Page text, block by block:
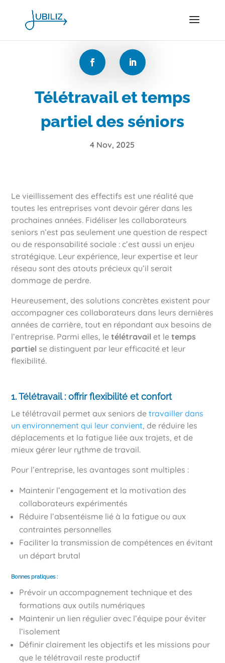
Télétravail et temps
partiel des séniors
4 Nov, 2025
Le vieillissement des effectifs est une réalité que
toutes les entreprises vont devoir gérer dans les
prochaines années. Fidéliser les collaborateurs
seniors n’est pas seulement une question de respect
ou de responsabilité sociale : c’est aussi un enjeu
stratégique. Leur expérience, leur expertise et leur
réseau sont des atouts précieux qu’il serait
dommage de perdre.
Heureusement, des solutions concrètes existent pour
accompagner ces collaborateurs dans leurs dernières
années de carrière, tout en répondant aux besoins de
l’entreprise. Parmi elles, letélétravail et letemps
partiel se distinguent par leur efficacité et leur
flexibilité.
1. Télétravail : offrir flexibilité et confort
Le télétravail permet aux seniors detravailler dans
un environnement qui leur convient, de réduire les
déplacements et la fatigue liée aux trajets, et de
mieux gérer leur rythme de travail.
Pour l’entreprise, les avantages sont multiples :
Maintenir l’engagement et la motivation des
collaborateurs expérimentés
Réduire l’absentéisme lié à la fatigue ou aux
contraintes personnelles
Faciliter la transmission de compétences en évitant
un départ brutal
Bonnes pratiques :
Prévoir un accompagnement technique et des
formations aux outils numériques
Maintenir un lien régulier avec l’équipe pour éviter
l’isolement
Définir clairement les objectifs et les missions pour
que le télétravail reste productif